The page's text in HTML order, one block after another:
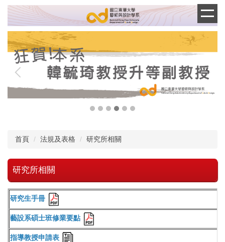
跳
到
主
內
首頁 法規及表格 研究所相關
研究所相關
研究生手冊
藝設系碩士班修業要點
指導教授申請表